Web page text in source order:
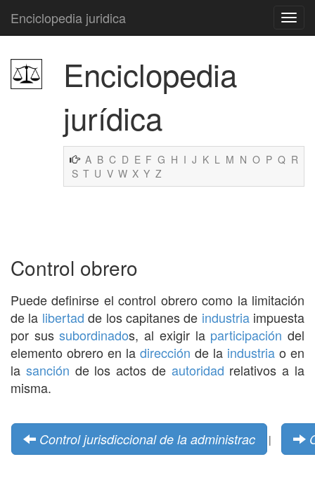
Enciclopedia juridica
Enciclopedia
jurídica
A B C D E F G H I J K L M N O P Q R
S T U V W X Y Z
Control obrero
Puede definirse el control obrero como la limitación
de la libertad de los capitanes de industriaimpuesta
por sussubordinados, al exigir la participación del
elemento obrero en la dirección de la industria o en
la sanción de los actos de autoridad relativos a la
misma.
Control jurisdiccional de la administrac |